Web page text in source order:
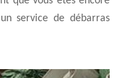
service de débarras